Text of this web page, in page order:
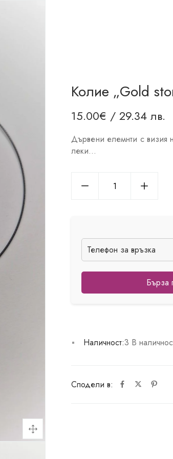
Колие „Gold
15.00€ / 29.34 лв.
Дървени елемнти с визия
леки…
Бърза
Наличност:3 В
Сподели в: